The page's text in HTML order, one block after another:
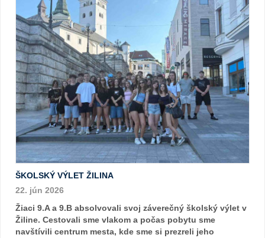
ŠKOLSKÝ VÝLET ŽILINA
22. jún 2026
Žiaci 9.A a 9.B absolvovali svoj záverečný školský výlet v
Žiline. Cestovali sme vlakom a počas pobytu sme
navštívili centrum mesta, kde sme si prezreli jeho